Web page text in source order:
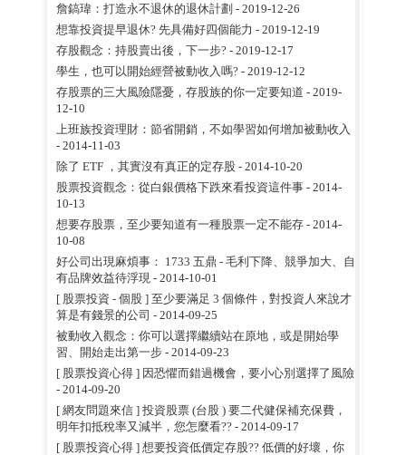
詹鎬瑋：打造永不退休的退休計劃 - 2019-12-26
想靠投資提早退休? 先具備好四個能力 - 2019-12-19
存股觀念：持股賣出後，下一步?- 2019-12-17
學生，也可以開始經營被動收入嗎?- 2019-12-12
存股票的三大風險隱憂，存股族的你一定要知道 - 2019-
12-10
上班族投資理財：節省開銷，不如學習如何增加被動收入
- 2014-11-03
除了 ETF ，其實沒有真正的定存股- 2014-10-20
股票投資觀念：從白銀價格下跌來看投資這件事- 2014-
10-13
想要存股票，至少要知道有一種股票一定不能存 - 2014-
10-08
好公司出現麻煩事： 1733 五鼎 - 毛利下降、競爭加大、自
有品牌效益待浮現 - 2014-10-01
[ 股票投資 - 個股 ] 至少要滿足 3 個條件，對投資人來說才
算是有錢景的公司 - 2014-09-25
被動收入觀念：你可以選擇繼續站在原地，或是開始學
習、開始走出第一步 - 2014-09-23
[ 股票投資心得 ] 因恐懼而錯過機會，要小心別選擇了風險
- 2014-09-20
[ 網友問題來信 ] 投資股票 (台股 ) 要二代健保補充保費，
明年扣抵稅率又減半，您怎麼看??- 2014-09-17
[ 股票投資心得 ] 想要投資低價定存股?? 低價的好壞，你